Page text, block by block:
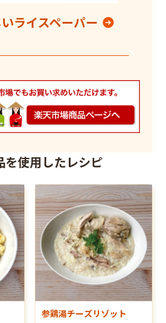
ライスペーパー
を使用したレシピ
参鶏湯チーズリゾット